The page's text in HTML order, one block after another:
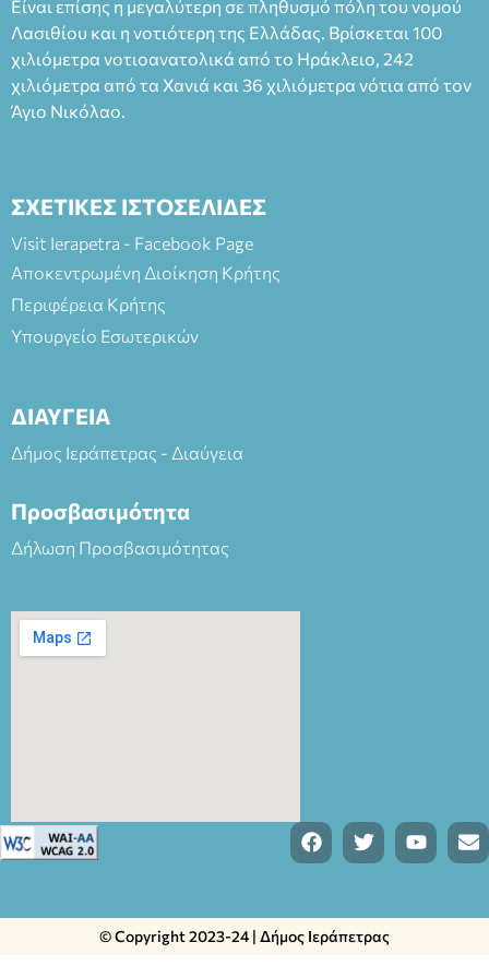
Πλαστήρα), E&G Mini market (Δημοκρατίας 39 Ιεράπετρα)
και στο more.com Χώρος: 3ο Γυμνάσιο Ιεράπετρας
(Είσοδος ΕΠΑ.Λ.) Έναρξη 21:15 Οργάνωση: ΚΝΩΣΟΣ
ΘΕΑΤΡΙΚΕΣ ΠΑΡΑΓΩΓΕΣ ΕΕ
Είναι επίσης η μεγαλύτερη σε πληθυσμό πόλη του νομού
Λασιθίου και η νοτιότερη της Ελλάδας. Βρίσκεται 100
χιλιόμετρα νοτιοανατολικά από το Ηράκλειο, 242
χιλιόμετρα από τα Χανιά και 36 χιλιόμετρα νότια από τον
Άγιο Νικόλαο.
ΣΧΕΤΙΚΕΣ ΙΣΤΟΣΕΛΙΔΕΣ
Visit Ierapetra - Facebook Page
Αποκεντρωμένη Διοίκηση Κρήτης
Περιφέρεια Κρήτης
Υπουργείο Εσωτερικών
ΔΙΑΥΓΕΙΑ
Δήμος Ιεράπετρας - Διαύγεια
Προσβασιμότητα
Δήλωση Προσβασιμότητας
© Copyright 2023-24 | Δήμος Ιεράπετρας